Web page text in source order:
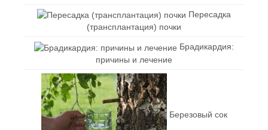
Пересадка
(трансплантация) почки
Брадикардия:
причины и лечение
Березовый сок